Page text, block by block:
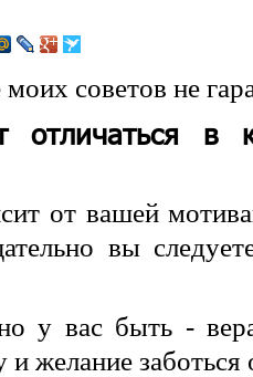
советов не
отличаться в
от вашей
вы
у вас быть -
желание заботься